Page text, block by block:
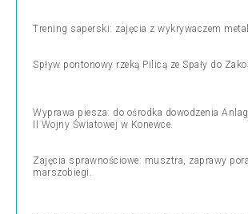
Trening saperski: zajęcia z wykrywaczem
Spływ pontonowy rzeką Pilicą ze Spały do
Wyprawa piesza: do ośrodka dowodzenia
II Wojny Światowej w Konewce.
Zajęcia sprawnościowe: musztra, zaprawy
marszobiegi.